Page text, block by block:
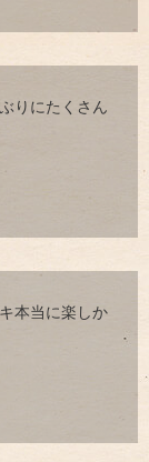
りにたくさん
本当に楽しか